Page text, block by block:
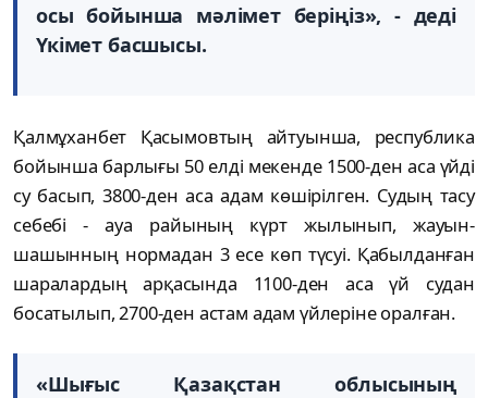
осы бойынша мәлiмет берiңiз», - дедi
Үкiмет басшысы.
Қалмұханбет Қасымовтың айтуынша, республика
бойынша барлығы 50 елдi мекенде 1500-ден аса үйдi
су басып, 3800-ден аса адам көшiрiлген. Судың тасу
себебi - ауа райының күрт жылынып, жауын-
шашынның нормадан 3 есе көп түсуi. Қабылданған
шаралардың арқасында 1100-ден аса үй судан
босатылып, 2700-ден астам адам үйлерiне оралған.
«Шығыс Қазақстан облысының